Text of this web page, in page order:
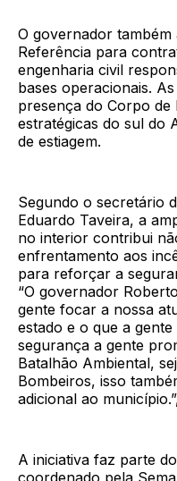
O governador
Referência para
engenharia civil
bases operacionais.
presença do Corpo de
estratégicas do sul do
de estiagem.
Segundo o secretário
Eduardo Taveira, a
no interior contribui
enfrentamento aos
para reforçar a
“O governador
gente focar a nossa
estado e o que a
segurança a gente
Batalhão Ambiental,
Bombeiros, isso
adicional ao
A iniciativa faz parte